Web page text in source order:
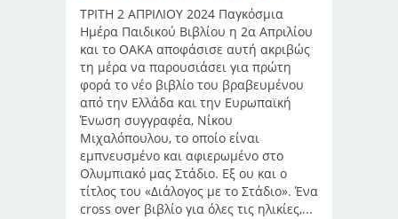
ΤΡΙΤΗ 2 ΑΠΡΙΛΙΟΥ 2024 Παγκόσμια
Ημέρα Παιδικού Βιβλίου η 2α Απριλίου
και το ΟΑΚΑ αποφάσισε αυτή ακριβώς
τη μέρα να παρουσιάσει για πρώτη
φορά το νέο βιβλίο του βραβευμένου
από την Ελλάδα και την Ευρωπαϊκή
Ένωση συγγραφέα, Νίκου
Μιχαλόπουλου, το οποίο είναι
εμπνευσμένο και αφιερωμένο στο
Ολυμπιακό μας Στάδιο. Εξ ου και ο
τίτλος του «Διάλογος με το Στάδιο». Ένα
cross over βιβλίο για όλες τις ηλικίες,...